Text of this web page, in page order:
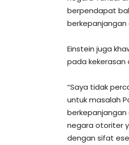
berpendapat
berkepanjangan
Einstein juga
pada kekerasan
“Saya tidak
untuk masalah
berkepanjangan
negara otoriter
dengan sifat